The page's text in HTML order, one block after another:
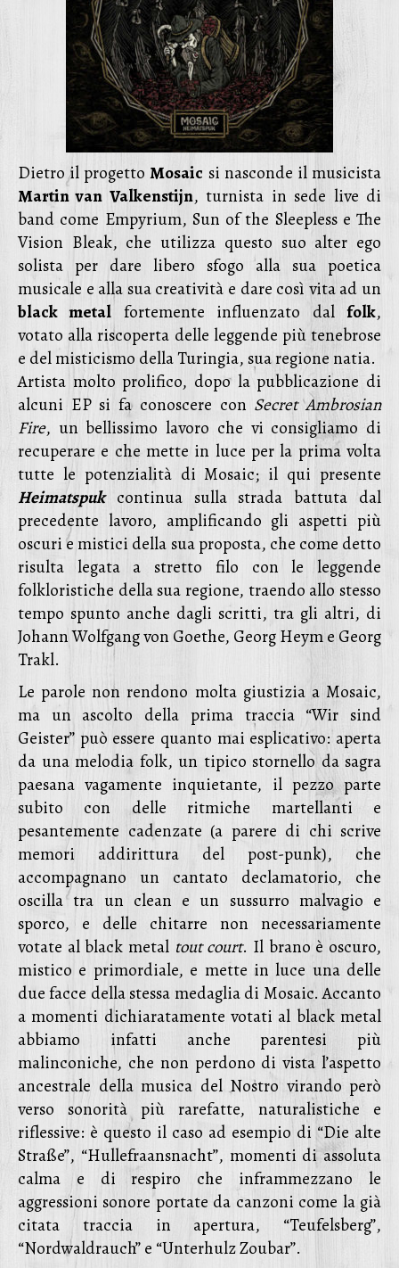
Dietro il progettoMosaic si nasconde il musicista
Martin van Valkenstijn, turnista in sede live di
band come Empyrium, Sun of the Sleepless e The
Vision Bleak, che utilizza questo suo alter ego
solista per dare libero sfogo alla sua poetica
musicale e alla sua creatività e dare così vita ad un
black metal fortemente influenzato dalfolk,
votato alla riscoperta delle leggende più tenebrose
e del misticismo della Turingia, sua regione natia.
Artista molto prolifico, dopo la pubblicazione di
alcuni EP si fa conoscere con Secret Ambrosian
Fire, un bellissimo lavoro che vi consigliamo di
recuperare e che mette in luce per la prima volta
tutte le potenzialità di Mosaic; il qui presente
Heimatspukcontinua sulla strada battuta dal
precedente lavoro, amplificando gli aspetti più
oscuri e mistici della sua proposta, che come detto
risulta legata a stretto filo con le leggende
folkloristiche della sua regione, traendo allo stesso
tempo spunto anche dagli scritti, tra gli altri, di
Johann Wolfgang von Goethe, Georg Heym e Georg
Trakl.
Le parole non rendono molta giustizia a Mosaic,
ma un ascolto della prima traccia “Wir sind
Geister” può essere quanto mai esplicativo: aperta
da una melodia folk, un tipico stornello da sagra
paesana vagamente inquietante, il pezzo parte
subito con delle ritmiche martellanti e
pesantemente cadenzate (a parere di chi scrive
memori addirittura del post-punk), che
accompagnano un cantato declamatorio, che
oscilla tra un clean e un sussurro malvagio e
sporco, e delle chitarre non necessariamente
votate al black metal tout court. Il brano è oscuro,
mistico e primordiale, e mette in luce una delle
due facce della stessa medaglia di Mosaic. Accanto
a momenti dichiaratamente votati al black metal
abbiamo infatti anche parentesi più
malinconiche, che non perdono di vista l’aspetto
ancestrale della musica del Nostro virando però
verso sonorità più rarefatte, naturalistiche e
riflessive: è questo il caso ad esempio di “Die alte
Straße”, “Hullefraansnacht”, momenti di assoluta
calma e di respiro che inframmezzano le
aggressioni sonore portate da canzoni come la già
citata traccia in apertura, “Teufelsberg”,
“Nordwaldrauch” e “Unterhulz Zoubar”.